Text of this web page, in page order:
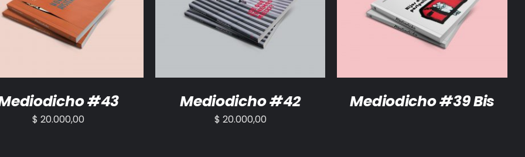
AL CARRITO DETALLES
#43
$ 20.000,00
AÑADIR AL CARRITO / DETALLES
Mediodicho #42
$ 20.000,00
DETALLES
Mediodicho #39 Bis